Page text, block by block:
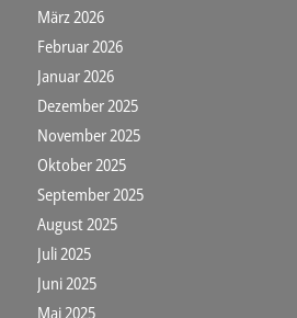
März 2026
Februar 2026
Januar 2026
Dezember 2025
November 2025
Oktober 2025
September 2025
August 2025
Juli 2025
Juni 2025
Mai 2025